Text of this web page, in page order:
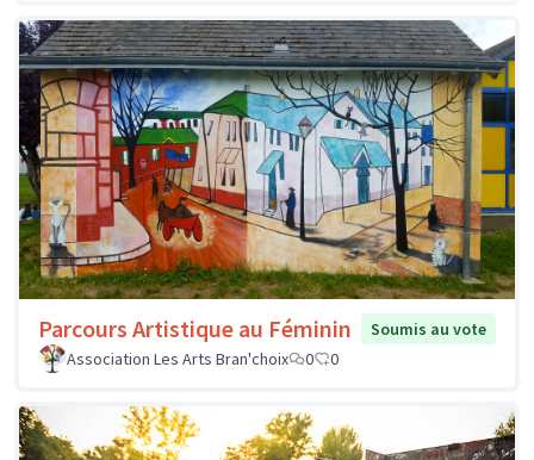
Parcours Artistique au Féminin
Soumis au vote
Association Les Arts Bran'choix
0 0